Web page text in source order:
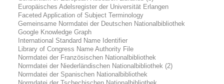
Europäisches Adelsregister der Universität Erlangen
Faceted Application of Subject Terminology
Gemeinsame Normdatei der Deutschen Nationalbibliothek
Google Knowledge Graph
International Standard Name Identifier
Library of Congress Name Authority File
Normdatei der Französischen Nationalbibliothek
Normdatei der Niederländischen Nationalbibliothek (2)
Normdatei der Spanischen Nationalbibliothek